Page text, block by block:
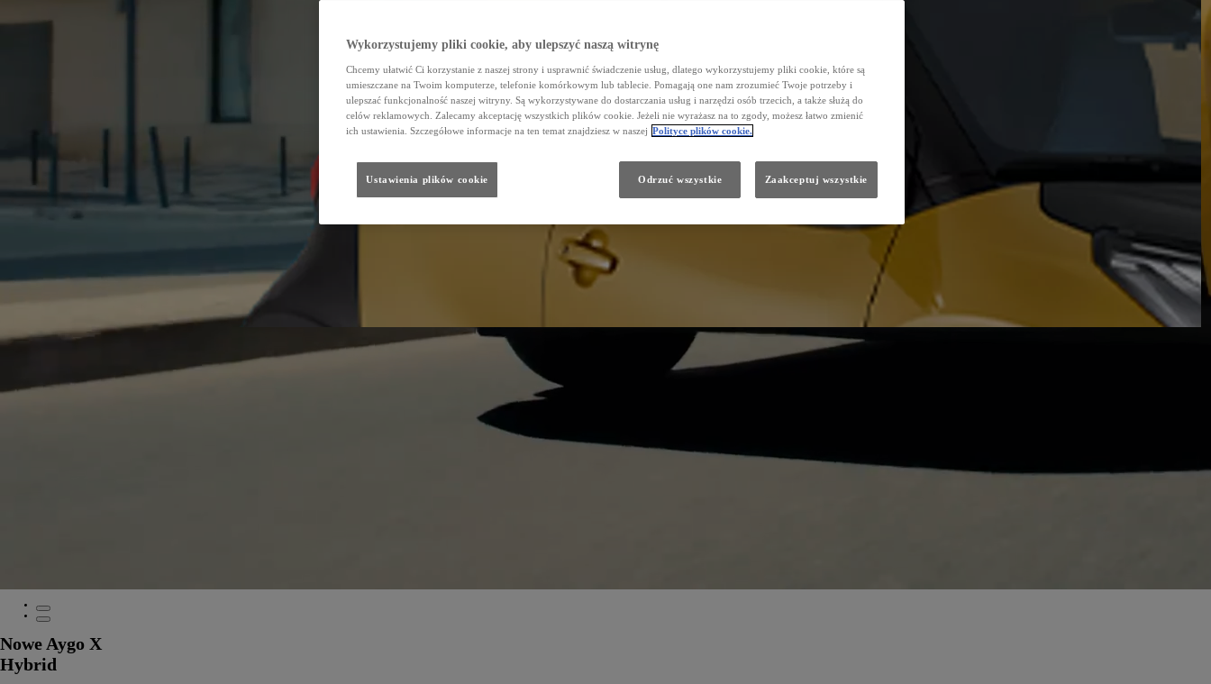
Nowe Aygo X
Hybrid
Wykorzystujemy pliki cookie, aby ulepszyć naszą witrynę
Chcemy ułatwić Ci korzystanie z naszej strony i usprawnić świadczenie usług, dlatego wykorzystujemy pliki cookie, które są
umieszczane na Twoim komputerze, telefonie komórkowym lub tablecie. Pomagają one nam zrozumieć Twoje potrzeby i
ulepszać funkcjonalność naszej witryny. Są wykorzystywane do dostarczania usług i narzędzi osób trzecich, a także służą do
celów reklamowych. Zalecamy akceptację wszystkich plików cookie. Jeżeli nie wyrażasz na to zgody, możesz łatwo zmienić
ich ustawienia. Szczegółowe informacje na ten temat znajdziesz w naszej Polityce plików cookie.
Odrzuć wszystkie Zaakceptuj wszystkie
Ustawienia plików cookie